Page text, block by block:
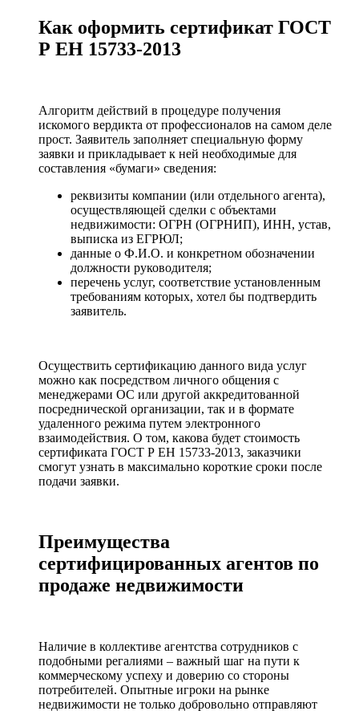
Как оформить сертификат ГОСТ
Р ЕН 15733-2013
Алгоритм действий в процедуре получения
искомого вердикта от профессионалов на самом деле
прост. Заявитель заполняет специальную форму
заявки и прикладывает к ней необходимые для
составления «бумаги» сведения:
реквизиты компании (или отдельного агента),
осуществляющей сделки с объектами
недвижимости: ОГРН (ОГРНИП), ИНН, устав,
выписка из ЕГРЮЛ;
данные о Ф.И.О. и конкретном обозначении
должности руководителя;
перечень услуг, соответствие установленным
требованиям которых, хотел бы подтвердить
заявитель.
Осуществить сертификацию данного вида услуг
можно как посредством личного общения с
менеджерами ОС или другой аккредитованной
посреднической организации, так и в формате
удаленного режима путем электронного
взаимодействия. О том, какова будет стоимость
сертификата ГОСТ Р ЕН 15733-2013, заказчики
смогут узнать в максимально короткие сроки после
подачи заявки.
Преимущества
сертифицированных агентов по
продаже недвижимости
Наличие в коллективе агентства сотрудников с
подобными регалиями – важный шаг на пути к
коммерческому успеху и доверию со стороны
потребителей. Опытные игроки на рынке
недвижимости не только добровольно отправляют